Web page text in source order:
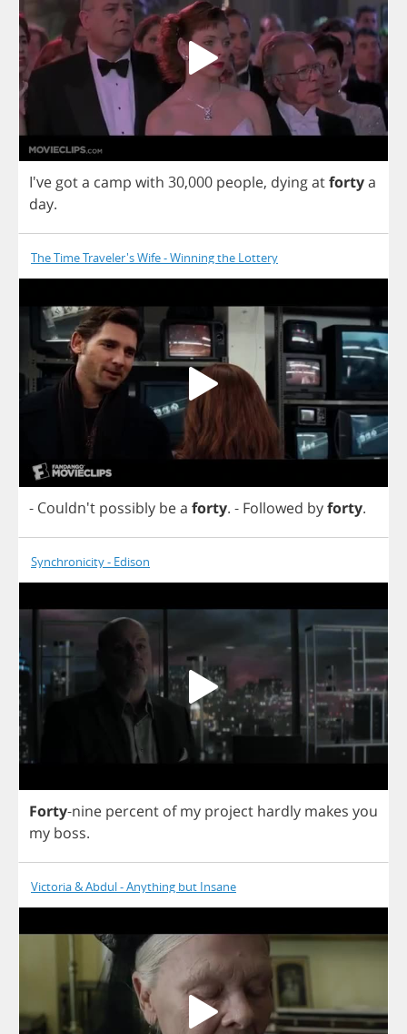
I'vegota camp with 30,000 people, dyingatfortya
day.
The Time Traveler's Wife - Winning the Lottery
- Couldn't possibly bea forty. - Followed byforty.
Synchronicity - Edison
Forty-nine percent of my project hardly makes you
my boss.
Victoria & Abdul - Anything but Insane